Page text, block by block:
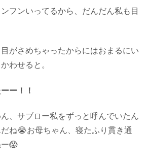
フンいってるから、だんだん私も目
がさめちゃったからにはおまるにい
わせると。
ー！！
、サブロー私をずっと呼んでいたん
ね😭お母ちゃん、寝たふり貫き通
😱